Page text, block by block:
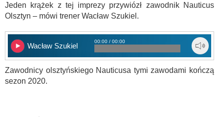
Jeden krążek z tej imprezy przywiózł zawodnik Nauticus
Olsztyn – mówi trener Wacław Szukiel.
Wacław Szukiel
00:00 / 00:00
Zawodnicy olsztyńskiego Nauticusa tymi zawodami kończą
sezon 2020.